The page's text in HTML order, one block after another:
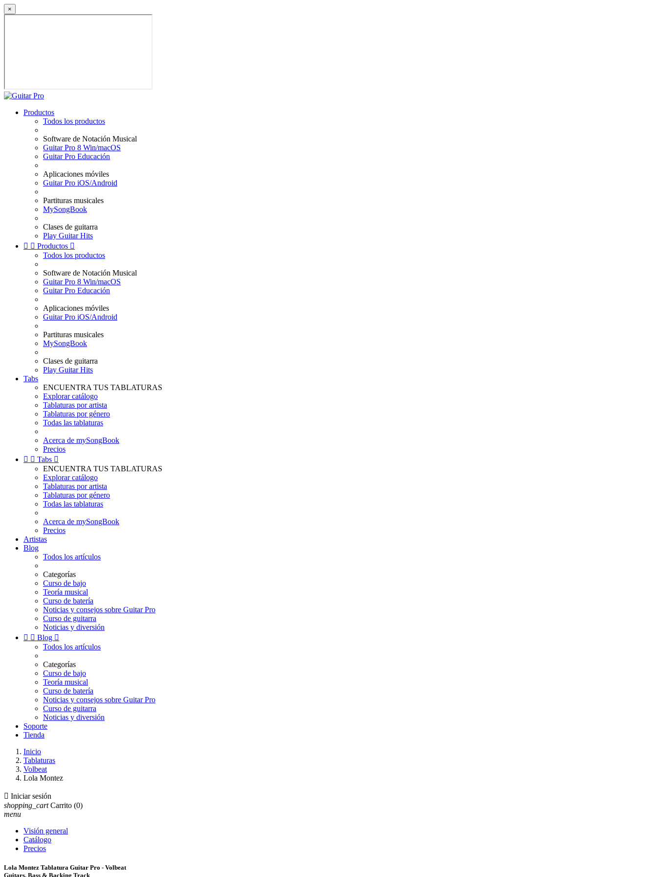
×
Productos
Todos los productos
Software de Notación Musical
Guitar Pro 8 Win/macOS
Guitar Pro Educación
Aplicaciones móviles
Guitar Pro iOS/Android
Partituras musicales
MySongBook
Clases de guitarra
Play Guitar Hits
  Productos 
Todos los productos
Software de Notación Musical
Guitar Pro 8 Win/macOS
Guitar Pro Educación
Aplicaciones móviles
Guitar Pro iOS/Android
Partituras musicales
MySongBook
Clases de guitarra
Play Guitar Hits
Tabs
ENCUENTRA TUS TABLATURAS
Explorar catálogo
Tablaturas por artista
Tablaturas por género
Todas las tablaturas
Acerca de mySongBook
Precios
  Tabs 
ENCUENTRA TUS TABLATURAS
Explorar catálogo
Tablaturas por artista
Tablaturas por género
Todas las tablaturas
Acerca de mySongBook
Precios
Artistas
Blog
Todos los artículos
Categorías
Curso de bajo
Teoría musical
Curso de batería
Noticias y consejos sobre Guitar Pro
Curso de guitarra
Noticias y diversión
  Blog 
Todos los artículos
Categorías
Curso de bajo
Teoría musical
Curso de batería
Noticias y consejos sobre Guitar Pro
Curso de guitarra
Noticias y diversión
Soporte
Tienda
Inicio
Tablaturas
Volbeat
Lola Montez
 Iniciar sesión
shopping_cart Carrito (0)
menu
Visión general
Catálogo
Precios
Lola Montez Tablatura Guitar Pro - Volbeat
Guitars, Bass & Backing Track